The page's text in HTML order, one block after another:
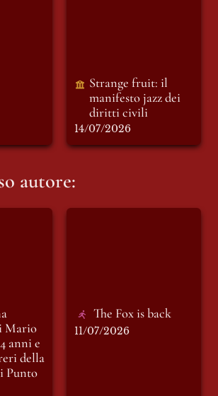
Strange fruit: il
manifesto jazz dei
diritti civili
14/07/2026
autore:
Mario
anni e
della
Punto
The Fox is back
11/07/2026